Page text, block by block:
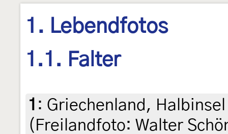
1. Lebendfotos
1.1. Falter
1 : Griechenland,
(Freilandfoto: Walter